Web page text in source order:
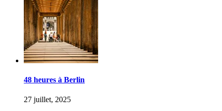
48 heures à Berlin
27 juillet, 2025